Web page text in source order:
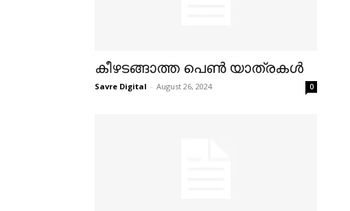
കീഴടങ്ങാത്ത പെൺ യാത്രകൾ
Savre Digital - August 26, 2024 0